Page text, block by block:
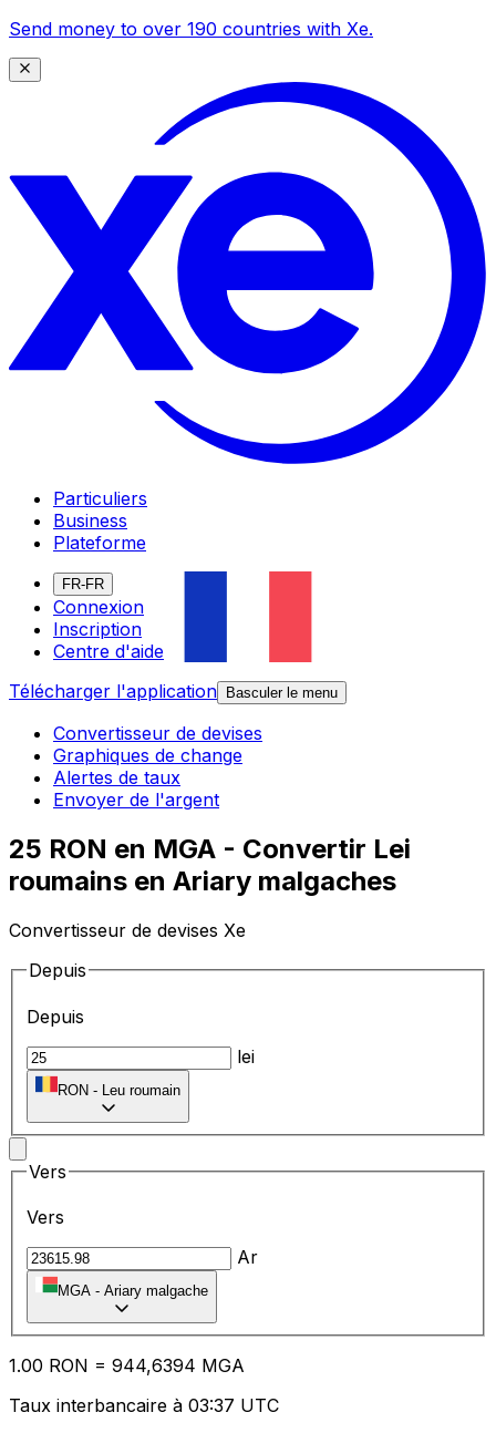
Send money to over 190 countries with Xe.
Particuliers
Business
Plateforme
FR-FR
Connexion
Inscription
Centre d'aide
Télécharger l'application
Basculer le menu
Convertisseur de devises
Graphiques de change
Alertes de taux
Envoyer de l'argent
25 RON en MGA - Convertir Lei
roumains en Ariary malgaches
Convertisseur de devises Xe
Depuis
Depuis
lei
RON - Leu roumain
Vers
Vers
Ar
MGA - Ariary malgache
1.00 RON = 944,6394 MGA
Taux interbancaire à 03:37 UTC